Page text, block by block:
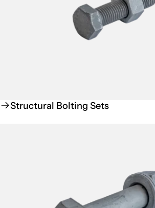
Structural Bolting Sets